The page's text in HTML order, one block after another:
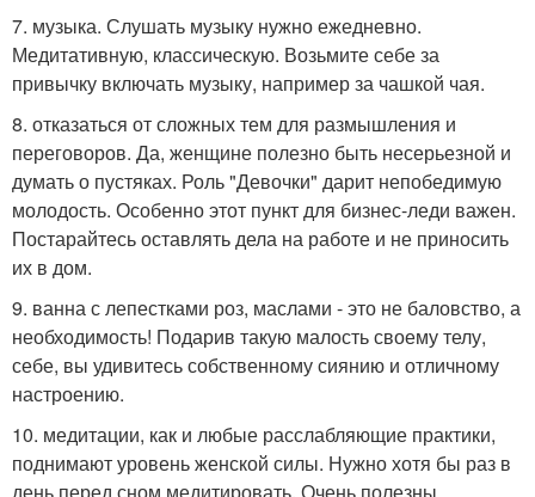
7. музыка. Слушать музыку нужно ежедневно.
Медитативную, классическую. Возьмите себе за
привычку включать музыку, например за чашкой чая.
8. отказаться от сложных тем для размышления и
переговоров. Да, женщине полезно быть несерьезной и
думать о пустяках. Роль "Девочки" дарит непобедимую
молодость. Особенно этот пункт для бизнес-леди важен.
Постарайтесь оставлять дела на работе и не приносить
их в дом.
9. ванна с лепестками роз, маслами - это не баловство, а
необходимость! Подарив такую малость своему телу,
себе, вы удивитесь собственному сиянию и отличному
настроению.
10. медитации, как и любые расслабляющие практики,
поднимают уровень женской силы. Нужно хотя бы раз в
день перед сном медитировать. Очень полезны